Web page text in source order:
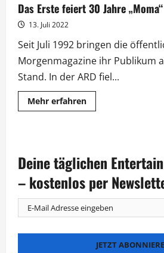
Das Erste feiert 30 Jahre „Moma“
13. Juli 2022
Seit Juli 1992 bringen die
Morgenmagazine ihr Publikum
Stand. In der ARD fiel...
Mehr erfahrenMehr
Informationen
Jahre
„Moma“
Deine täglichen
– kostenlos per